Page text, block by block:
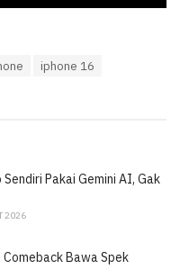
iphone 16
Pakai Gemini AI, Gak
2026
Comeback Bawa Spek